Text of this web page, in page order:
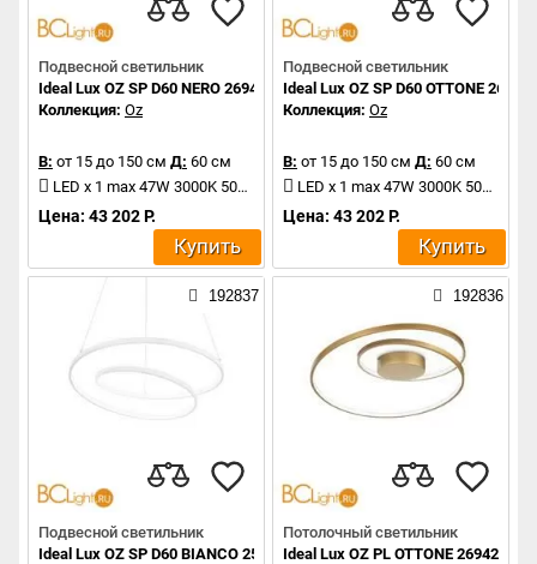
Подвесной светильник
Ideal Lux OZ SP D60 NERO 269436
Коллекция: Oz
В: от 15 до 150 см Д: 60 см
LED x 1 max 47W 3000K 5000Lm
Цена: 43 202 Р.
Купить
Подвесной светильник
Ideal Lux OZ SP D60 OTTONE 269443
Коллекция: Oz
В: от 15 до 150 см Д: 60 см
LED x 1 max 47W 3000K 5000Lm
Цена: 43 202 Р.
Купить
192837
Подвесной светильник
Ideal Lux OZ SP D60 BIANCO 253671
192836
Потолочный светильник
Ideal Lux OZ PL OTTONE 269429